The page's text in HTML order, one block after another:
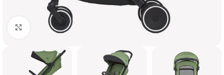
Click to enlarge